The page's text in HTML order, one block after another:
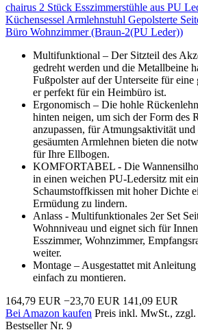
chairus 2 Stück Esszimmerstühle aus PU
Küchensessel Armlehnstuhl Gepolsterte
Büro Wohnzimmer (Braun-2(PU Leder))
Multifunktional – Der Sitzteil des
gedreht werden und die Metallbeine
Fußpolster auf der Unterseite für
er perfekt für ein Heimbüro ist.
Ergonomisch – Die hohle
hinten neigen, um sich der Form des
anzupassen, für Atmungsaktivität
gesäumten Armlehnen bieten die
für Ihre Ellbogen.
KOMFORTABEL - Die
in einen weichen PU-Ledersitz mit
Schaumstoffkissen mit hoher Dichte
Ermüdung zu lindern.
Anlass - Multifunktionales 2er Set
Wohnniveau und eignet sich für
Esszimmer, Wohnzimmer,
weiter.
Montage – Ausgestattet mit
einfach zu montieren.
164,79 EUR −23,70 EUR 141,09 EUR
Bei Amazon kaufen Preis inkl. MwSt., zzgl.
Bestseller Nr. 9